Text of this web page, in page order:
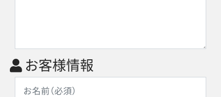
お客様情報